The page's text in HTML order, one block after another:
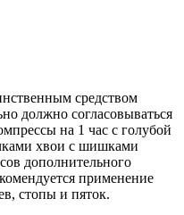
средством
должно согласовываться
на 1 час с голубой
хвои с шишками
дополнительного
применение
стопы и пяток.